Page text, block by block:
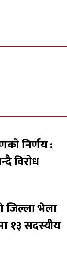
निर्णय :
विरोध
जिल्ला भेला
१३ सदस्यीय